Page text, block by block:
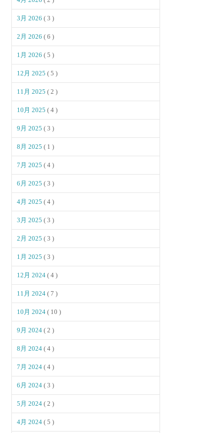
3月 2026( 3 )
2月 2026( 6 )
1月 2026( 5 )
12月 2025( 5 )
11月 2025( 2 )
10月 2025( 4 )
9月 2025( 3 )
8月 2025( 1 )
7月 2025( 4 )
6月 2025( 3 )
4月 2025( 4 )
3月 2025( 3 )
2月 2025( 3 )
1月 2025( 3 )
12月 2024( 4 )
11月 2024( 7 )
10月 2024( 10 )
9月 2024( 2 )
8月 2024( 4 )
7月 2024( 4 )
6月 2024( 3 )
5月 2024( 2 )
4月 2024( 5 )